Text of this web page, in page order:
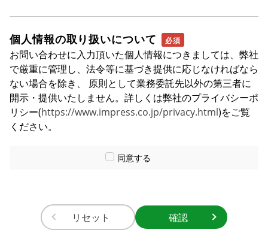
個人情報の取り扱いについて
お問い合わせに入力頂いた個人情報につきましては、弊社
で厳重に管理し、法令等に基づき提供に応じなければなら
ない場合を除き、 原則として業務委託先以外の第三者に
開示・提供いたしません。詳しくは弊社のプライバシーポ
リシー(https://www.impress.co.jp/privacy.html)をご覧
ください。
同意する
リセット